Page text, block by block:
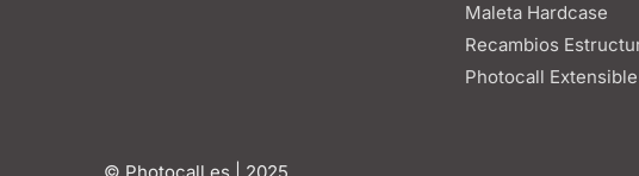
Maleta Hardcase
Recambios
Photocall